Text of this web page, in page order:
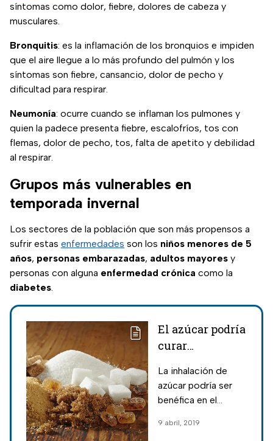
síntomas como dolor, fiebre, dolores de cabeza y
musculares.
Bronquitis: es la inflamación de los bronquios e impiden
que el aire llegue a lo más profundo del pulmón y los
síntomas son fiebre, cansancio, dolor de pecho y
dificultad para respirar.
Neumonía: ocurre cuando se inflaman los pulmones y
quien la padece presenta fiebre, escalofríos, tos con
flemas, dolor de pecho, tos, falta de apetito y debilidad
al respirar.
Grupos más vulnerables en
temporada invernal
Los sectores de la población que son más propensos a
sufrir estas enfermedades son los niños menores de 5
años, personas embarazadas, adultos mayores y
personas con alguna enfermedad crónica como la
diabetes.
El azúcar podría
curar
respiratorias
La inhalación de
azúcar podría ser
benéfica en el
enfermedades
9 abril, 2019